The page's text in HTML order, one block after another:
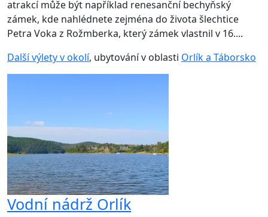
atrakcí může být například renesanční bechyňský
zámek, kde nahlédnete zejména do života šlechtice
Petra Voka z Rožmberka, který zámek vlastnil v 16....
Další výlety v okolí, ubytování v oblasti Orlík a Táborsko
Vodní nádrž Orlík